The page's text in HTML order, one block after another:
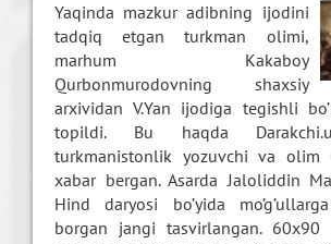
Yaqinda mazkur adibning ijodini
tadqiq etgan turkman olimi,
marhum Kakaboy
Qurbonmurodovning shaxsiy
arxividan V.Yan ijodiga tegishli
topildi. Bu haqda
turkmanistonlik yozuvchi va olim
xabar bergan. Asarda Jaloliddin
Hind daryosi bo’yida
borgan jangi tasvirlangan. 60x90